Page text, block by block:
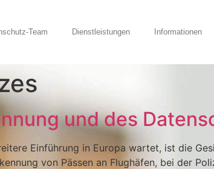
Team Dienstleistungen Informationen
und des
Einführung in Europa wartet, ist die
von Pässen an Flughäfen, bei der